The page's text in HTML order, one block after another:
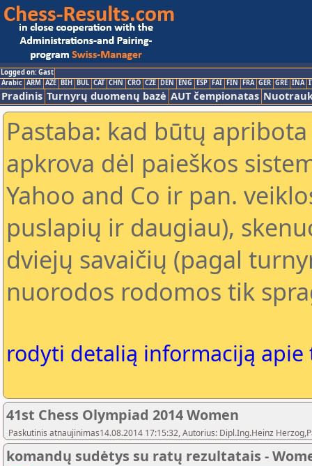
Logged on: Gast
Arabic ARM AZE BIH BUL CAT CHN CRO CZE DEN ENG ESP FAI FIN FRA GER GRE INA
Pradinis Turnyrų duomenų bazė AUT čempionatas
Pastaba: kad būtų
apkrova dėl paieškos
Yahoo and Co ir pan.
puslapių ir daugiau),
dviejų savaičių (pagal
nuorodos rodomos tik
rodyti detalią informaciją
41st Chess Olympiad 2014 Women
Paskutinis atnaujinimas14.08.2014 17:15:32, Autorius: Dipl.Ing.Heinz
komandų sudėtys su ratų rezultatais -